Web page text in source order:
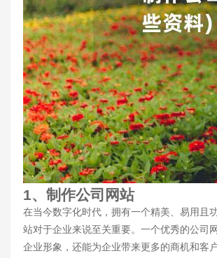
1、制作公司网站
在当今数字化时代，拥有一个精美、易用且
站对于企业来说至关重要。一个优秀的公司
企业形象，还能为企业带来更多的商机和客